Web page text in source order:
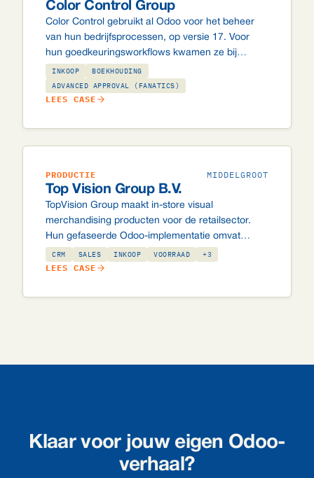
Color Control Group
Color Control gebruikt al Odoo voor het beheer
van hun bedrijfsprocessen, op versie 17. Voor
hun goedkeuringsworkflows kwamen ze bij
FANATICS specifiek voor onze Advanced
Approval module. Wij hebben hem ontwikkeld op
v19 en backportten hem naar hun v17-omgeving.
INKOOP
BOEKHOUDING
ADVANCED APPROVAL (FANATICS)
LEES CASE
PRODUCTIE MIDDELGROOT
Top Vision Group B.V.
TopVision Group maakt in-store visual
merchandising producten voor de retailsector.
Hun gefaseerde Odoo-implementatie omvat
verkoop, inkoop, magazijn, productie en een
uitgebreid maatwerk labelsysteem met ZPL- en
planning.
CRM SALES INKOOP VOORRAAD +3
LEES CASE
Klaar voor jouw eigen Odoo-
verhaal?